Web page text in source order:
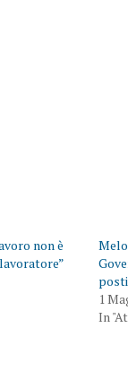
non è
1
In